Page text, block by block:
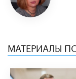
МАТЕРИАЛЫ